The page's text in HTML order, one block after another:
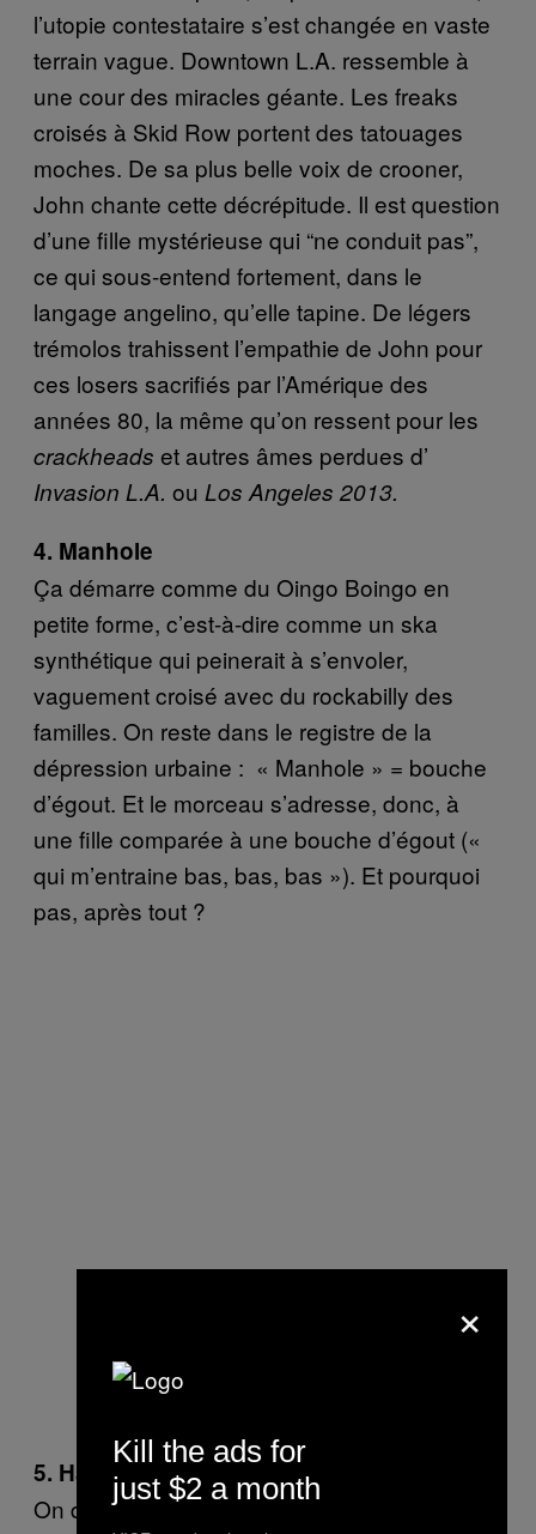
l’utopie contestataire s’est changée en vaste
terrain vague. Downtown L.A. ressemble à
une cour des miracles géante. Les freaks
croisés à Skid Row portent des tatouages
moches. De sa plus belle voix de crooner,
John chante cette décrépitude. Il est question
d’une fille mystérieuse qui “ne conduit pas”,
ce qui sous-entend fortement, dans le
langage angelino, qu’elle tapine. De légers
trémolos trahissent l’empathie de John pour
ces losers sacrifiés par l’Amérique des
années 80, la même qu’on ressent pour les
crackheads et autres âmes perdues d’
Invasion L.A. ou Los Angeles 2013.
4. Manhole
Ça démarre comme du Oingo Boingo en
petite forme, c’est-à-dire comme un ska
synthétique qui peinerait à s’envoler,
vaguement croisé avec du rockabilly des
familles. On reste dans le registre de la
dépression urbaine : « Manhole » = bouche
d’égout. Et le morceau s’adresse, donc, à
une fille comparée à une bouche d’égout (« ​
qui m’entraine bas, bas, bas »​). Et pourquoi
pas, après tout ?
5. Hard On Me
On devine la mélodie copiée sur les slows
×
Kill the ads for
just $2 a month